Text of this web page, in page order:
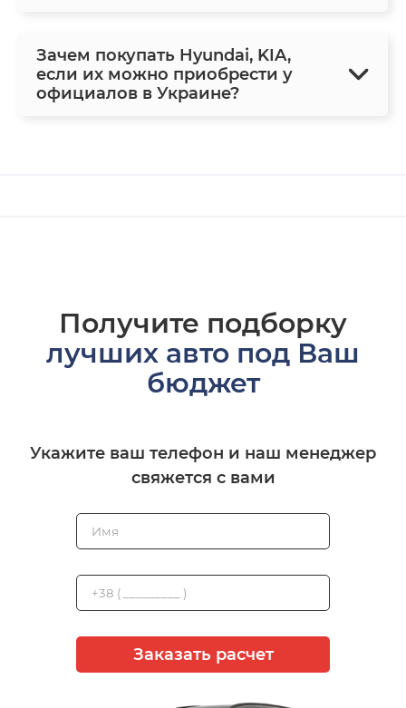
Зачем покупать Hyundai, KIA,
если их можно приобрести у
официалов в Украине?
Получите подборку
лучших авто под Ваш
бюджет
Укажите ваш телефон и наш менеджер
свяжется с вами
Заказать расчет